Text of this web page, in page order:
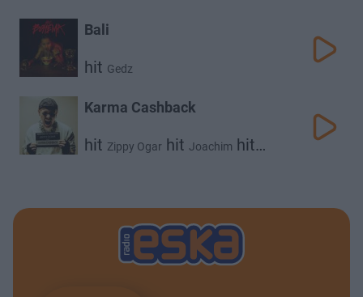
Bali
hit Gedz
Karma Cashback
hit Zippy Ogar hit Joachim hit